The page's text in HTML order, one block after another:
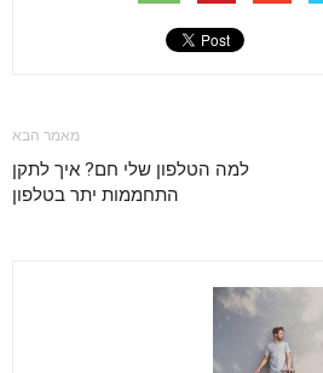
מאמר הבא
למה הטלפון שלי חם? איך לתקן
התחממות יתר בטלפון